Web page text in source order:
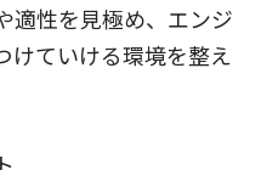
適性を見極め、エンジ
けていける環境を整え